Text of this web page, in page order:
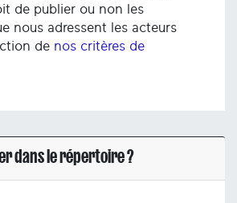
de publier ou non les
nous adressent les acteurs
de nos critères de
dans le répertoire ?